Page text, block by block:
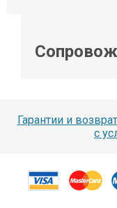
Гарантии и возврат
с